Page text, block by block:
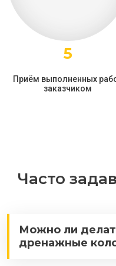
5
Приём выполненных
заказчиком
Часто
Можно ли
дренажные